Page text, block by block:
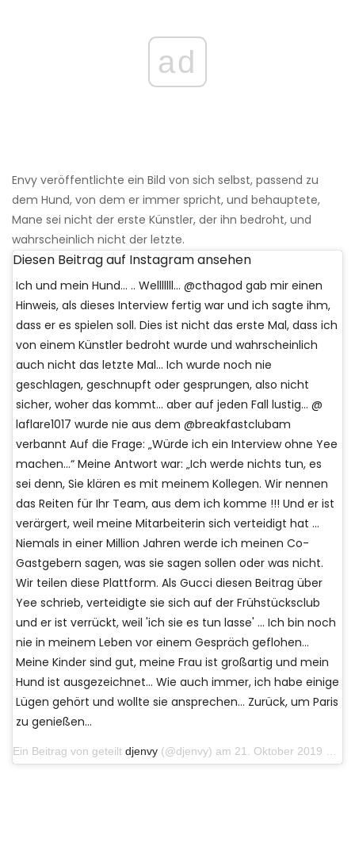
ad
Envy veröffentlichte ein Bild von sich selbst, passend zu
dem Hund, von dem er immer spricht, und behauptete,
Mane sei nicht der erste Künstler, der ihn bedroht, und
wahrscheinlich nicht der letzte.
Diesen Beitrag auf Instagram ansehen
Ich und mein Hund… .. Welllllll… @cthagod gab mir einen
Hinweis, als dieses Interview fertig war und ich sagte ihm,
dass er es spielen soll. Dies ist nicht das erste Mal, dass ich
von einem Künstler bedroht wurde und wahrscheinlich
auch nicht das letzte Mal… Ich wurde noch nie
geschlagen, geschnupft oder gesprungen, also nicht
sicher, woher das kommt… aber auf jeden Fall lustig… @
laflare1017 wurde nie aus dem @breakfastclubam
verbannt Auf die Frage: „Würde ich ein Interview ohne Yee
machen…“ Meine Antwort war: „Ich werde nichts tun, es
sei denn, Sie klären es mit meinem Kollegen. Wir nennen
das Reiten für Ihr Team, aus dem ich komme !!! Und er ist
verärgert, weil meine Mitarbeiterin sich verteidigt hat ...
Niemals in einer Million Jahren werde ich meinen Co-
Gastgebern sagen, was sie sagen sollen oder was nicht.
Wir teilen diese Plattform. Als Gucci diesen Beitrag über
Yee schrieb, verteidigte sie sich auf der Frühstücksclub
und er ist verrückt, weil 'ich sie es tun lasse' ... Ich bin noch
nie in meinem Leben vor einem Gespräch geflohen…
Meine Kinder sind gut, meine Frau ist großartig und mein
Hund ist ausgezeichnet… Wie auch immer, ich habe einige
Lügen gehört und wollte sie ansprechen… Zurück, um Paris
zu genießen…
Ein Beitrag von geteilt djenvy (@djenvy) am 21. Oktober 2019 um 11:42 Uhr PDT